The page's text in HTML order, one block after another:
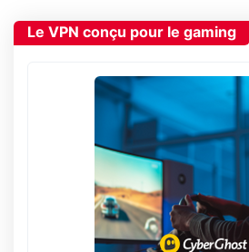
Le VPN conçu pour le gaming